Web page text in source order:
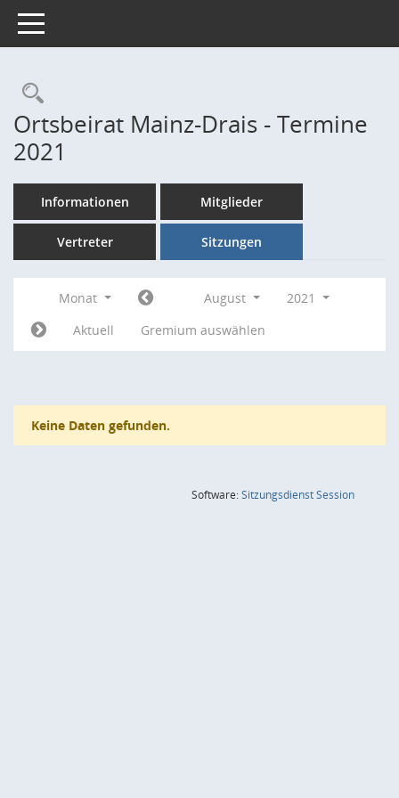
Toggle navigation
Rechercheauswahl
Ortsbeirat Mainz-Drais - Termine
2021
Informationen Mitglieder
Vertreter Sitzungen
Monat August
2021
Aktuell
Gremium auswählen
Keine Daten gefunden.
Software:SitzungsdienstSession(Wird in